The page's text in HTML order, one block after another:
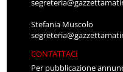
Stefania Muscolo
CONTATTACI
Per pubblicazione